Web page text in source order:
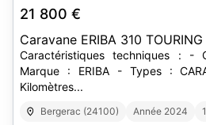
21 800 €
Caravane ERIBA 310 TOURING
Caractéristiques techniques : -
Marque : ERIBA - Types :
Kilomètres...
Bergerac (24100) Année 2024